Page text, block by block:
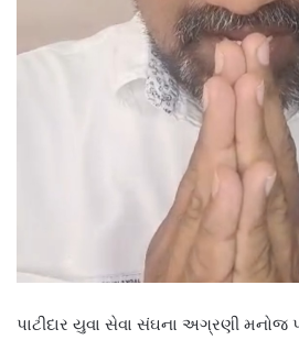
પાટીદાર યુવા સેવા સંઘના અગ્રણી મનોજ